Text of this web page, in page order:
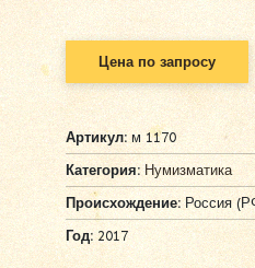
Цена по запросу
Артикул:м 1170
Категория: Нумизматика
Происхождение:Россия
Год:2017